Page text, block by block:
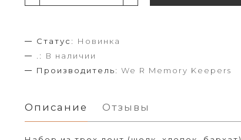
Статус:
Новинка
.:
В наличии
Производитель: We R Memory Keepers
Описание Отзывы